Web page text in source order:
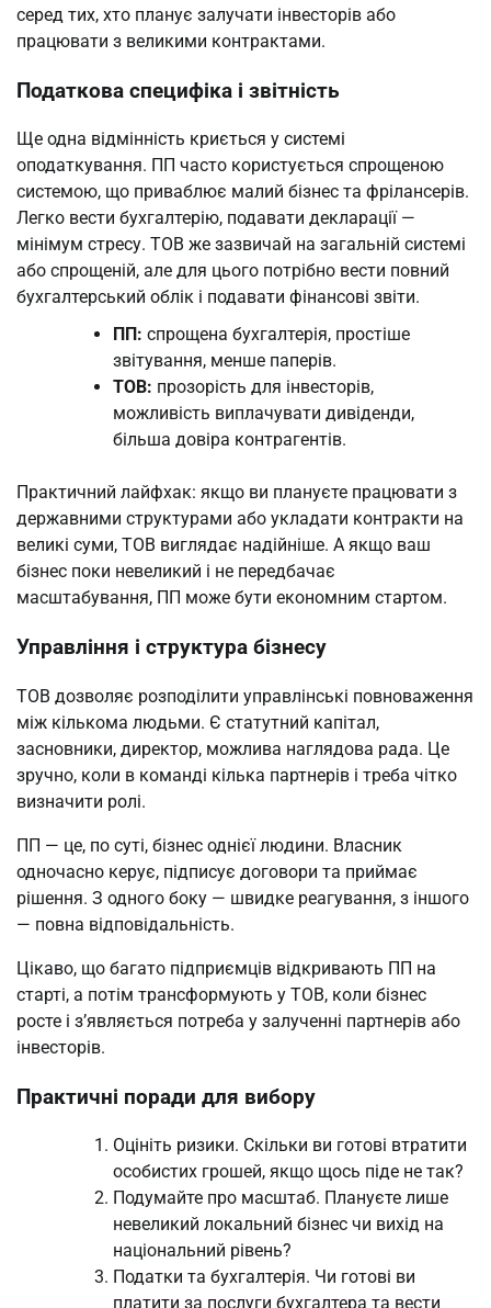
серед тих, хто планує залучати інвесторів або
працювати з великими контрактами.
Податкова специфіка і звітність
Ще одна відмінність криється у системі
оподаткування. ПП часто користується спрощеною
системою, що приваблює малий бізнес та фрілансерів.
Легко вести бухгалтерію, подавати декларації —
мінімум стресу. ТОВ же зазвичай на загальній системі
або спрощеній, але для цього потрібно вести повний
бухгалтерський облік і подавати фінансові звіти.
ПП: спрощена бухгалтерія, простіше
звітування, менше паперів.
ТОВ: прозорість для інвесторів,
можливість виплачувати дивіденди,
більша довіра контрагентів.
Практичний лайфхак: якщо ви плануєте працювати з
державними структурами або укладати контракти на
великі суми, ТОВ виглядає надійніше. А якщо ваш
бізнес поки невеликий і не передбачає
масштабування, ПП може бути економним стартом.
Управління і структура бізнесу
ТОВ дозволяє розподілити управлінські повноваження
між кількома людьми. Є статутний капітал,
засновники, директор, можлива наглядова рада. Це
зручно, коли в команді кілька партнерів і треба чітко
визначити ролі.
ПП — це, по суті, бізнес однієї людини. Власник
одночасно керує, підписує договори та приймає
рішення. З одного боку — швидке реагування, з іншого
— повна відповідальність.
Цікаво, що багато підприємців відкривають ПП на
старті, а потім трансформують у ТОВ, коли бізнес
росте і з’являється потреба у залученні партнерів або
інвесторів.
Практичні поради для вибору
Оцініть ризики. Скільки ви готові втратити
особистих грошей, якщо щось піде не так?
Подумайте про масштаб. Плануєте лише
невеликий локальний бізнес чи вихід на
національний рівень?
Податки та бухгалтерія. Чи готові ви
платити за послуги бухгалтера та вести